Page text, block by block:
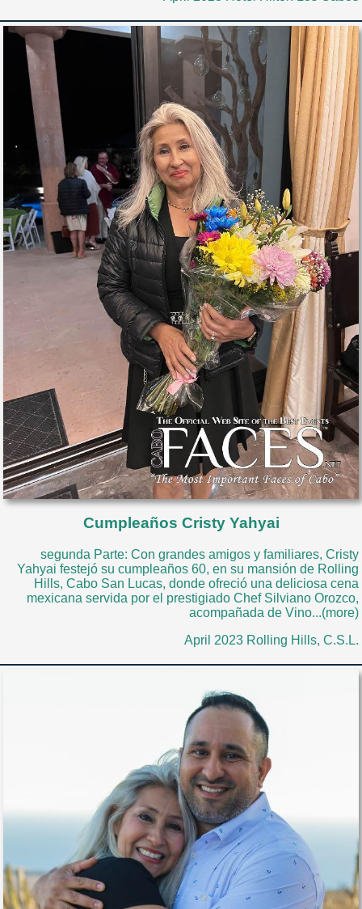
Cumpleaños Cristy Yahyai
segunda Parte: Con grandes amigos y familiares, Cristy
Yahyai festejó su cumpleaños 60, en su mansión de Rolling
Hills, Cabo San Lucas, donde ofreció una deliciosa cena
mexicana servida por el prestigiado Chef Silviano Orozco,
acompañada de Vino...(more)
April 2023 Rolling Hills, C.S.L.